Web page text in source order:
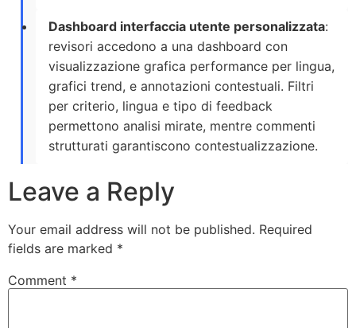
Dashboard interfaccia utente personalizzata:
revisori accedono a una dashboard con
visualizzazione grafica performance per lingua,
grafici trend, e annotazioni contestuali. Filtri
per criterio, lingua e tipo di feedback
permettono analisi mirate, mentre commenti
strutturati garantiscono contestualizzazione.
Leave a Reply
Your email address will not be published. Required
fields are marked *
Comment *